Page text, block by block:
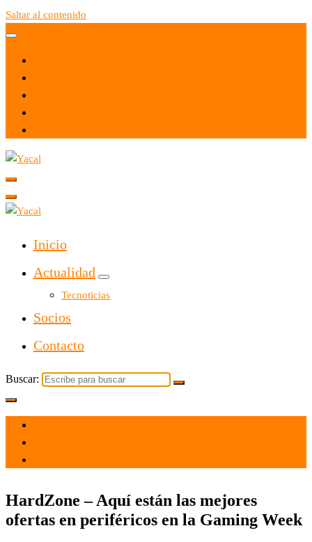
Saltar al contenido
Yacal micro hosting
Inicio
Actualidad
Tecnoticias
Socios
Contacto
Buscar:
HardZone – Aquí están las mejores
ofertas en periféricos en la Gaming Week